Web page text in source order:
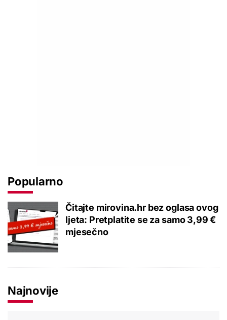
Popularno
Čitajte mirovina.hr bez oglasa ovog
ljeta: Pretplatite se za samo 3,99 €
mjesečno
Najnovije